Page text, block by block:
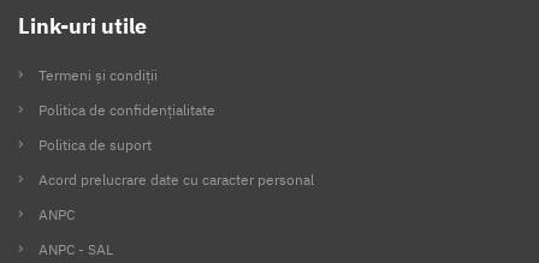
Link-uri utile
Termeni și condiții
Politica de confidențialitate
Politica de suport
Acord prelucrare date cu caracter personal
ANPC
ANPC - SAL